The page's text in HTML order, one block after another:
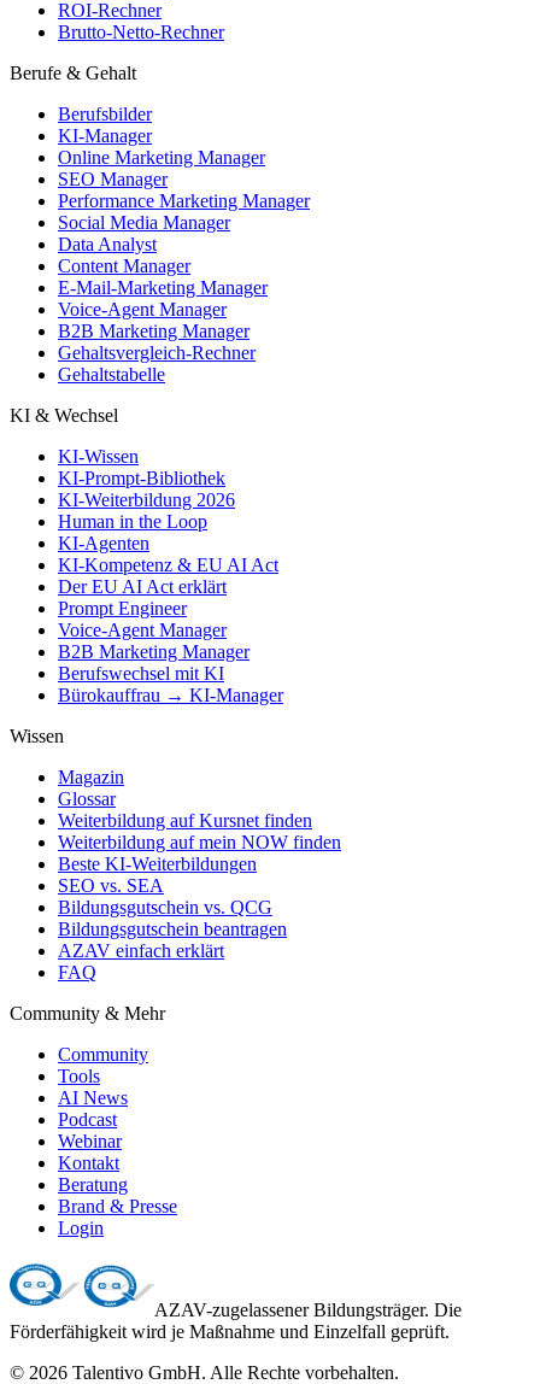
ROI-Rechner
Brutto-Netto-Rechner
Berufe & Gehalt
Berufsbilder
KI-Manager
Online Marketing Manager
SEO Manager
Performance Marketing Manager
Social Media Manager
Data Analyst
Content Manager
E-Mail-Marketing Manager
Voice-Agent Manager
B2B Marketing Manager
Gehaltsvergleich-Rechner
Gehaltstabelle
KI & Wechsel
KI-Wissen
KI-Prompt-Bibliothek
KI-Weiterbildung 2026
Human in the Loop
KI-Agenten
KI-Kompetenz & EU AI Act
Der EU AI Act erklärt
Prompt Engineer
Voice-Agent Manager
B2B Marketing Manager
Berufswechsel mit KI
Bürokauffrau → KI-Manager
Wissen
Magazin
Glossar
Weiterbildung auf Kursnet finden
Weiterbildung auf mein NOW finden
Beste KI-Weiterbildungen
SEO vs. SEA
Bildungsgutschein vs. QCG
Bildungsgutschein beantragen
AZAV einfach erklärt
FAQ
Community & Mehr
Community
Tools
AI News
Podcast
Webinar
Kontakt
Beratung
Brand & Presse
Login
AZAV-zugelassener Bildungsträger. Die
Förderfähigkeit wird je Maßnahme und Einzelfall geprüft.
© 2026 Talentivo GmbH. Alle Rechte vorbehalten.